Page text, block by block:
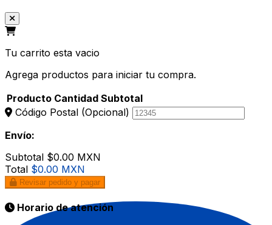
Tu carrito esta vacio
Agrega productos para iniciar tu compra.
Producto Cantidad Subtotal
Código Postal (Opcional)
Envío:
Subtotal $0.00 MXN
Total $0.00 MXN
Revisar pedido y pagar
Horario de atención